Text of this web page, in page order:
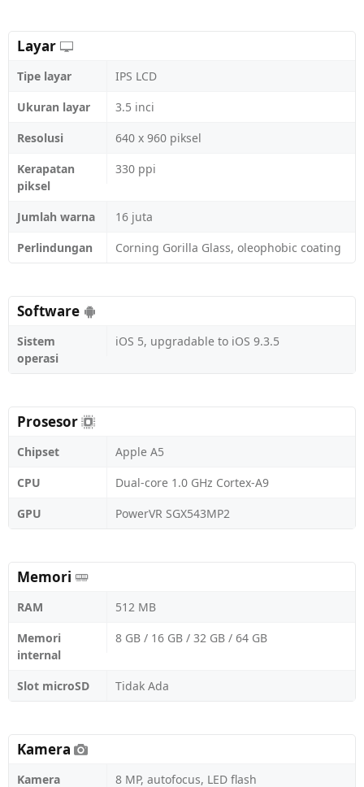
Layar
Tipe layar
IPS LCD
Ukuran layar
3.5 inci
Resolusi
640 x 960 piksel
Kerapatan
piksel
330 ppi
Jumlah warna
16 juta
Perlindungan
Corning Gorilla Glass, oleophobic coating
Software
Sistem
operasi
iOS 5, upgradable to iOS 9.3.5
Prosesor
Chipset
Apple A5
CPU
Dual-core 1.0 GHz Cortex-A9
GPU
PowerVR SGX543MP2
Memori
RAM
512 MB
Memori
internal
8 GB / 16 GB / 32 GB / 64 GB
Slot microSD Tidak Ada
Kamera
Kamera
8 MP, autofocus, LED flash